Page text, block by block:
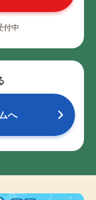
付中
へ